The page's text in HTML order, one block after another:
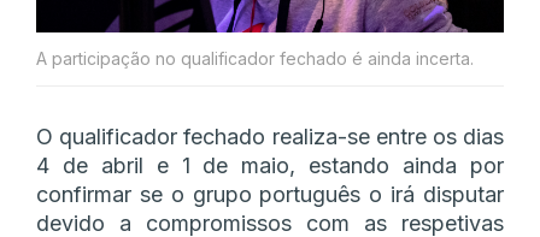
A participação no qualificador fechado é ainda incerta.
O qualificador fechado realiza-se entre os dias
4 de abril e 1 de maio, estando ainda por
confirmar se o grupo português o irá disputar
devido a compromissos com as respetivas